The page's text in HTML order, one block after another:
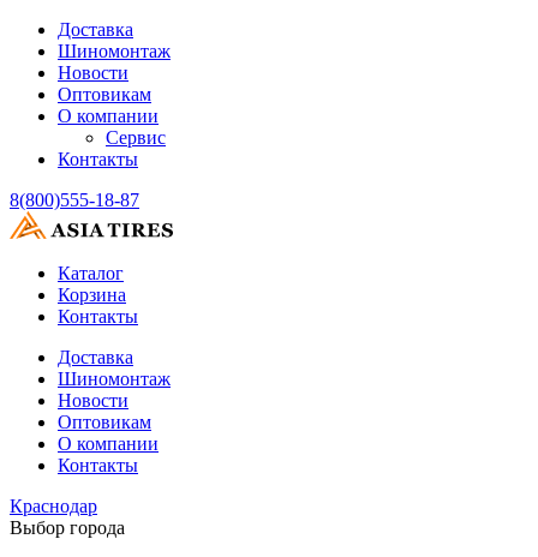
Доставка
Шиномонтаж
Новости
Оптовикам
О компании
Сервис
Контакты
8(800)555-18-87
Каталог
Корзина
Контакты
Доставка
Шиномонтаж
Новости
Оптовикам
О компании
Контакты
Краснодар
Выбор города